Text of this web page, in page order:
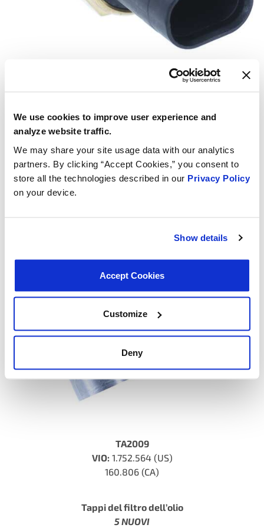
We use cookies to improve user experience and
analyze website traffic.
We may share your site usage data with our analytics
partners. By clicking “Accept Cookies,” you consent to
store all the technologies described in our Privacy Policy
on your device.
Show details
Accept Cookies
Customize
Deny
VIO:2.207.881 (US)
221.656 (CA)
6 NUOVI
TA2009
VIO: 1.752.564 (US)
160.806 (CA)
Tappi del filtro dell’olio
5 NUOVI